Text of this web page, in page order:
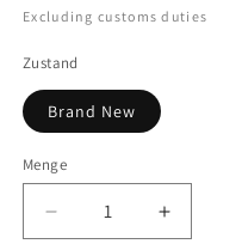
Preis
Excluding customs duties
Zustand
Brand New
Menge
Menge
Menge
Menge